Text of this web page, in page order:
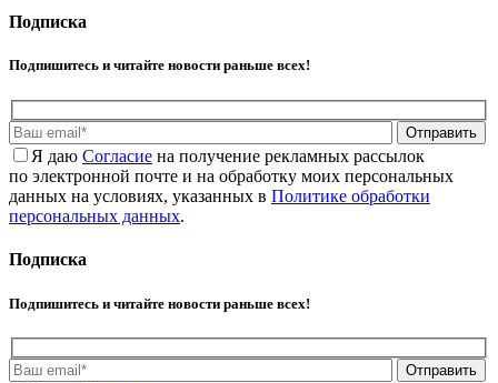
Подписка
Подпишитесь и читайте новости раньше всех!
Отправить
Я даю Cогласие на получение рекламных рассылок
по электронной почте и на обработку моих персональных
данных на условиях, указанных в Политике обработки
персональных данных.
Подписка
Подпишитесь и читайте новости раньше всех!
Отправить